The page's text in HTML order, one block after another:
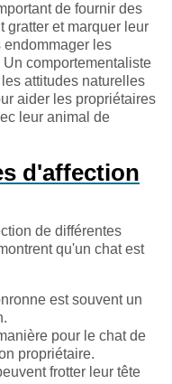
de fournir des
gratter et marquer leur
endommager les
comportementaliste
attitudes naturelles
aider les propriétaires
leur animal de
d'affection
de différentes
qu'un chat est
est souvent un
pour le chat de
propriétaire.
frotter leur tête